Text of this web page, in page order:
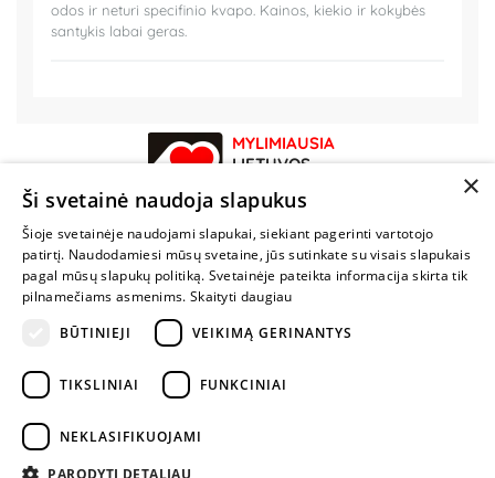
odos ir neturi specifinio kvapo. Kainos, kiekio ir kokybės
santykis labai geras.
MYLIMIAUSIA
LIETUVOS
PARDUOTUVĖ
NENUSTOK
ŽAISTI
+370 600 84088
info@fantazijos.lt
P. Lukšio g. 2, Vilnius ("Sigma" teritorija)
facebook.com/Fantazijos.lt
×
Ši svetainė naudoja slapukus
Šioje svetainėje naudojami slapukai, siekiant pagerinti vartotojo
patirtį. Naudodamiesi mūsų svetaine, jūs sutinkate su visais slapukais
pagal mūsų slapukų politiką. Svetainėje pateikta informacija skirta tik
pilnamečiams asmenims. Skaityti daugiau
BŪTINIEJI
VEIKIMĄ GERINANTYS
TIKSLINIAI FUNKCINIAI
NEKLASIFIKUOJAMI
PARODYTI DETALIAU